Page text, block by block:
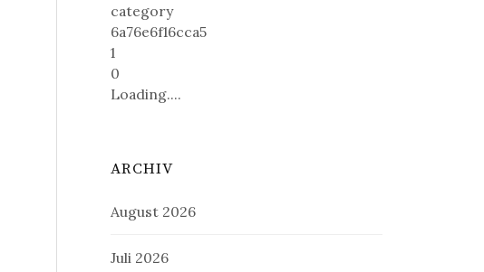
category
6a76e6f16cca5
1
0
Loading....
ARCHIV
August 2026
Juli 2026